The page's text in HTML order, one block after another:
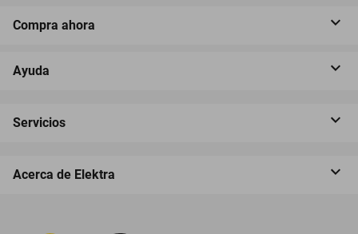
Compra ahora
Ayuda
Servicios
Acerca de Elektra